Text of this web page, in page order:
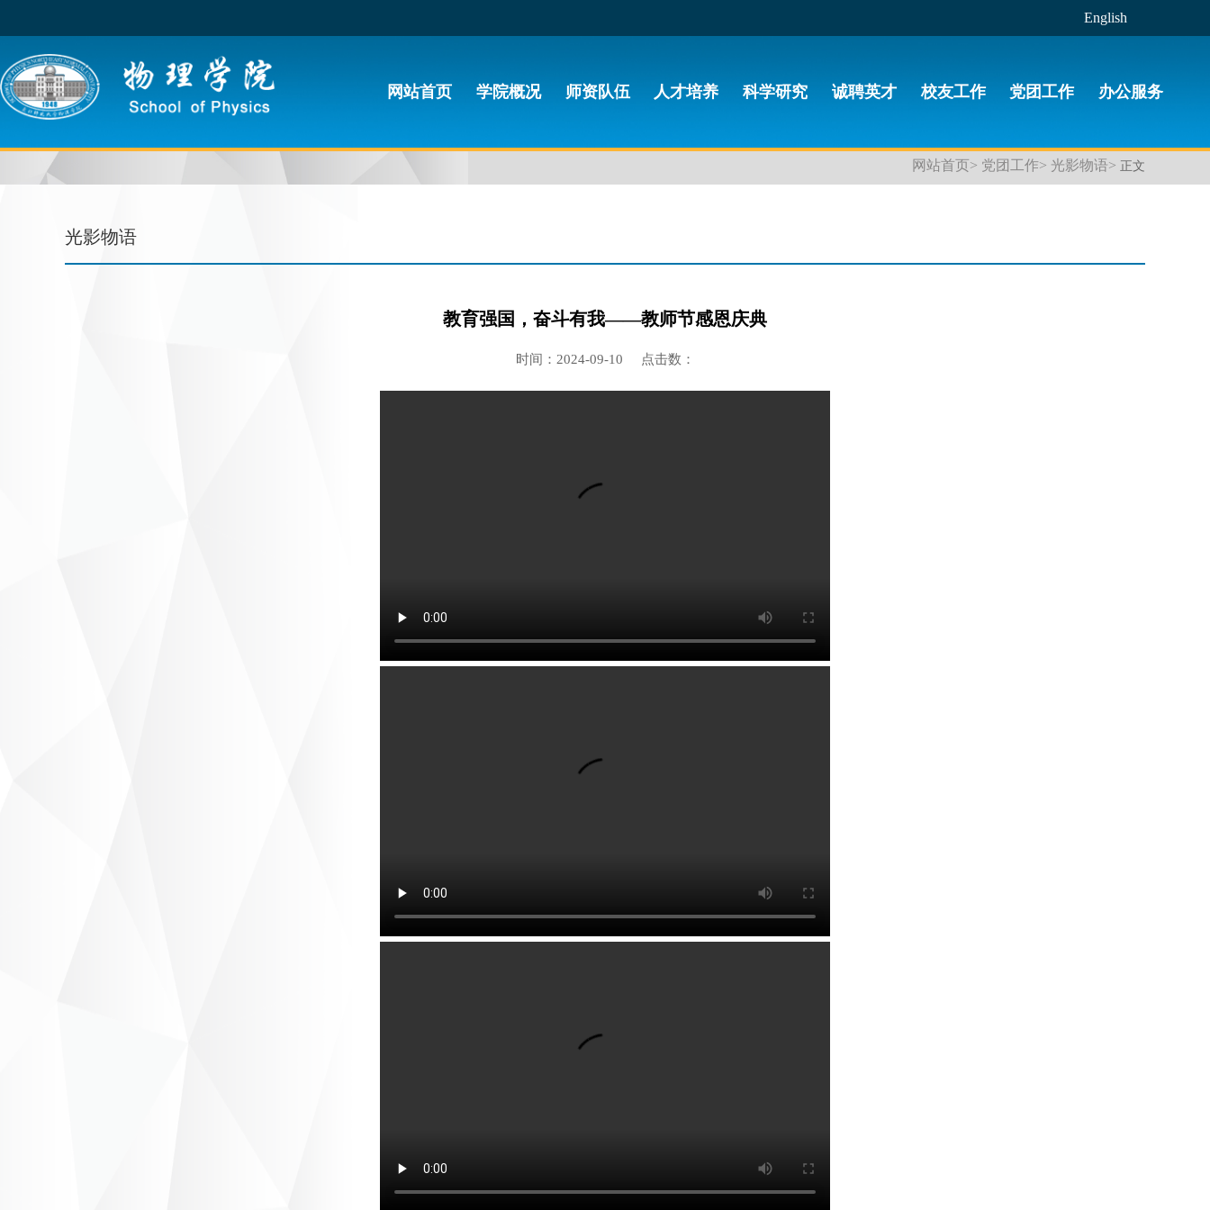
English
网站首页 学院概况 师资队伍 人才培养 科学研究 诚聘英才 校友工作 党团工作 办公服务
网站首页> 党团工作> 光影物语> 正文
光影物语
教育强国，奋斗有我——教师节感恩庆典
时间：2024-09-10 点击数：